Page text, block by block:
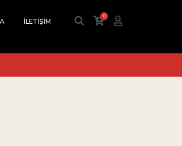
İLETİŞİM
0